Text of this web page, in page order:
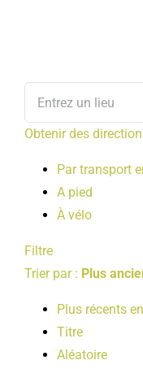
Obtenir des
Par transport
A pied
À vélo
Filtre
Trier par : Plus
Plus récents
Titre
Aléatoire